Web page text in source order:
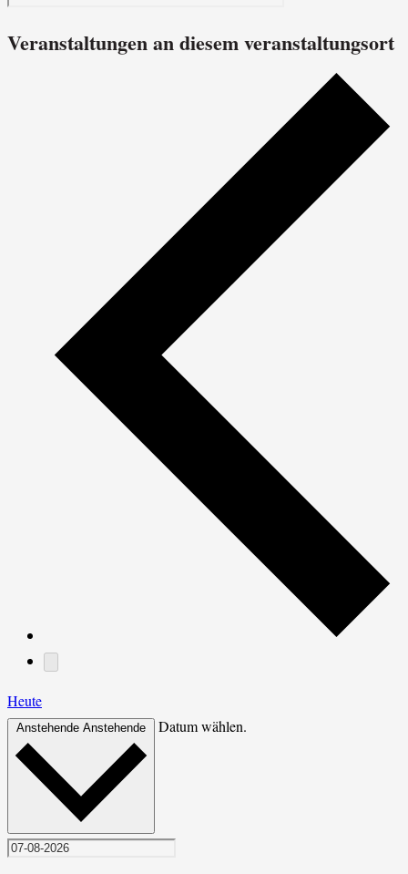
Veranstaltungen an diesem veranstaltungsort
Heute
Anstehende Anstehende Datum wählen.